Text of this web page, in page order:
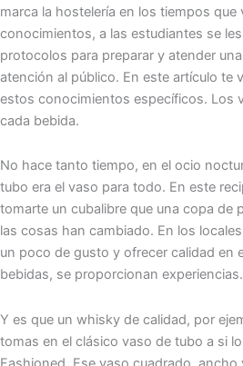
marca la hostelería en los tiempos
conocimientos, a las estudiantes se
protocolos para preparar y atender
atención al público. En este artículo te
estos conocimientos específicos. Los
cada bebida.
No hace tanto tiempo, en el ocio
tubo era el vaso para todo. En este
tomarte un cubalibre que una copa de
las cosas han cambiado. En los
un poco de gusto y ofrecer calidad en
bebidas, se proporcionan experiencias.
Y es que un whisky de calidad, por
tomas en el clásico vaso de tubo a si